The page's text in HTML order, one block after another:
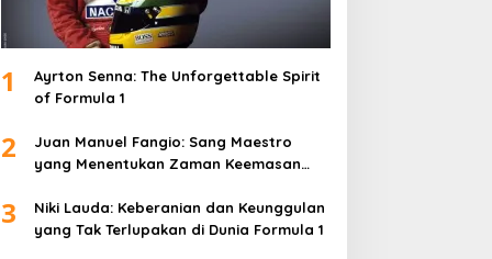
1
Ayrton Senna: The Unforgettable Spirit
of Formula 1
2
Juan Manuel Fangio: Sang Maestro
yang Menentukan Zaman Keemasan
3
Niki Lauda: Keberanian dan Keunggulan
yang Tak Terlupakan di Dunia Formula 1